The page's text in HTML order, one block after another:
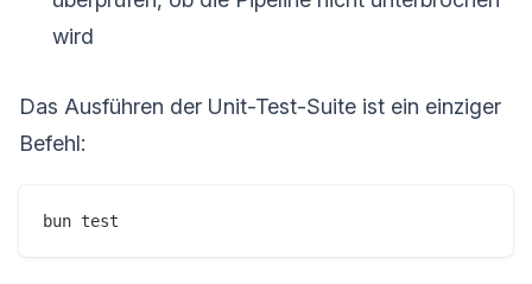
wird
Das Ausführen der Unit-Test-Suite ist ein einziger
Befehl: